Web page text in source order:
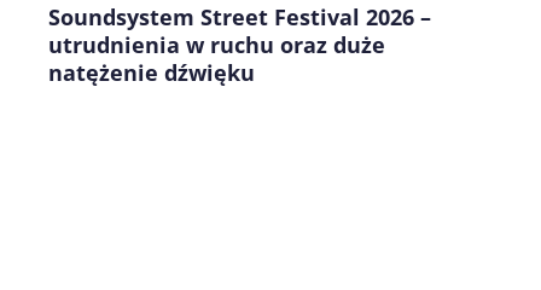
Soundsystem Street Festival 2026 –
utrudnienia w ruchu oraz duże
natężenie dźwięku